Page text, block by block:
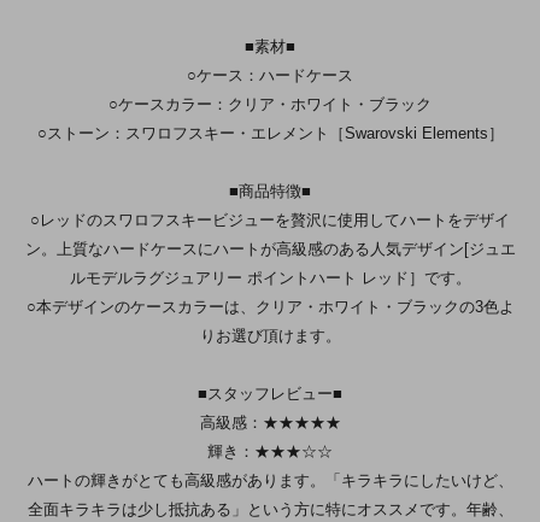
■素材■
○ケース：ハードケース
○ケースカラー：クリア・ホワイト・ブラック
○ストーン：スワロフスキー・エレメント［Swarovski Elements］
■商品特徴■
○レッドのスワロフスキービジューを贅沢に使用してハートをデザイ
ン。上質なハードケースにハートが高級感のある人気デザイン[ジュエ
ルモデルラグジュアリー ポイントハート レッド］です。
○本デザインのケースカラーは、クリア・ホワイト・ブラックの3色よ
りお選び頂けます。
■スタッフレビュー■
高級感：★★★★★
輝き：★★★☆☆
ハートの輝きがとても高級感があります。「キラキラにしたいけど、
全面キラキラは少し抵抗ある」という方に特にオススメです。年齢、